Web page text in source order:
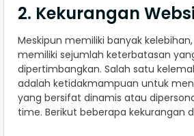
2. Kekurangan
Meskipun memiliki banyak
memiliki sejumlah keterbatasan
dipertimbangkan. Salah satu
adalah ketidakmampuan untuk
yang bersifat dinamis atau
time. Berikut beberapa kekurangan